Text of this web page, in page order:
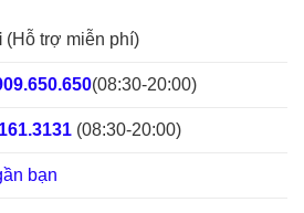
(Hỗ trợ miễn phí)
(08:30-20:00)
(08:30-20:00)
bạn